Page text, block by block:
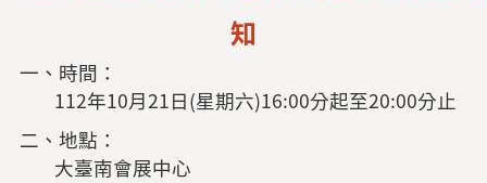
知
一、時間：
112年10月21日(星期六)16:00分起至20:00分止
二、地點：
大臺南會展中心